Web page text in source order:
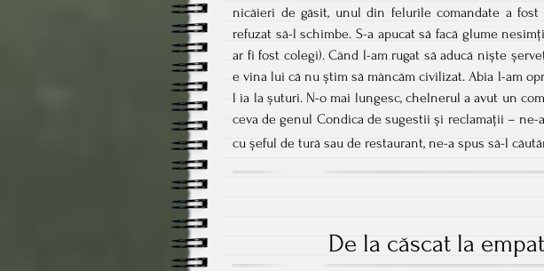
nicăieri de găsit, unul din felurile comandate a
refuzat să-l schimbe. S-a apucat să facă glume
ar fi fost colegi). Când l-am rugat să aducă niște
e vina lui că nu știm să mâncăm civilizat. Abia l-am
l ia la șuturi. N-o mai lungesc, chelnerul a avut un
ceva de genul Condica de sugestii și reclamații – ne-
cu șeful de tură sau de restaurant, ne-a spus să-l
De la căscat la